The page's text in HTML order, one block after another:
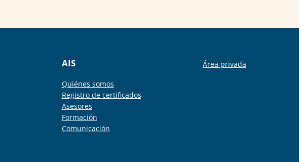
AIS
Quiénes somos
Registro de certificados
Asesores
Formación
Comunicación
Área privada